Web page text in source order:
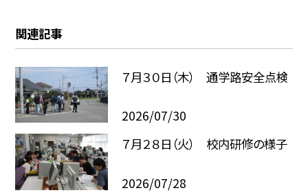
関連記事
７月３０日（木） 通学路安全点検
2026/07/30
７月２８日（火） 校内研修の様子
2026/07/28